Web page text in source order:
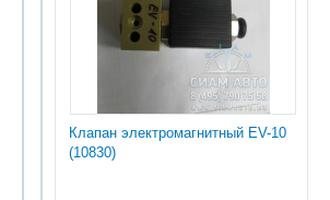
Клапан электромагнитный EV-10
(10830)